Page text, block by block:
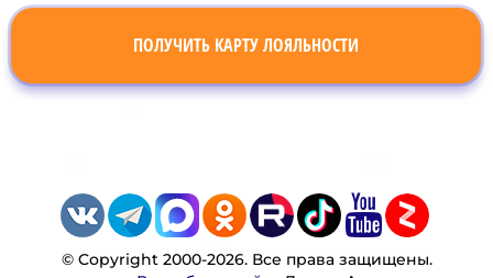
ПОЛУЧИТЬ КАРТУ ЛОЯЛЬНОСТИ
© Copyright 2000-2026. Все права защищены.